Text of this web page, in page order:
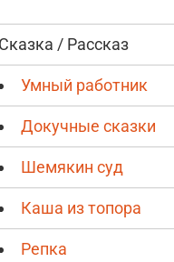
Сказка / Рассказ
Умный работник
Докучные сказки
Шемякин суд
Каша из топора
Репка